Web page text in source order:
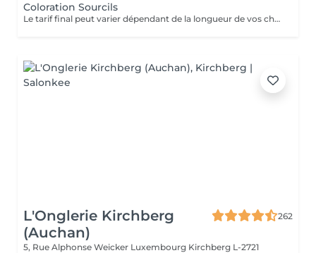
Coloration Sourcils
Le tarif final peut varier dépendant de la longueur de vos cheveux ainsi que des soins et produits utilisés.
L'Onglerie Kirchberg
(Auchan)
262
5, Rue Alphonse Weicker Luxembourg Kirchberg L-2721